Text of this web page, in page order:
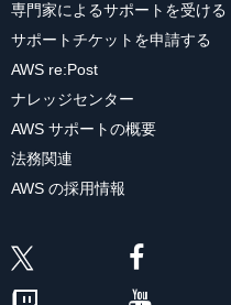
専門家によるサポートを受ける
サポートチケットを申請する
AWS re:Post
ナレッジセンター
AWS サポートの概要
法務関連
AWS の採用情報